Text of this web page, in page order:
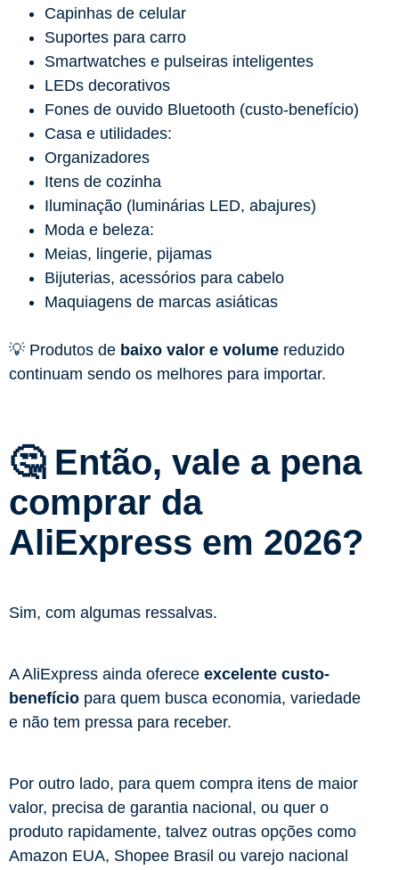
Capinhas de celular
Suportes para carro
Smartwatches e pulseiras inteligentes
LEDs decorativos
Fones de ouvido Bluetooth (custo-benefício)
Casa e utilidades:
Organizadores
Itens de cozinha
Iluminação (luminárias LED, abajures)
Moda e beleza:
Meias, lingerie, pijamas
Bijuterias, acessórios para cabelo
Maquiagens de marcas asiáticas
💡 Produtos de baixo valor e volume reduzido
continuam sendo os melhores para importar.
🤔 Então, vale a pena
comprar da
AliExpress em 2026?
Sim, com algumas ressalvas.
A AliExpress ainda oferece excelente custo-
benefício para quem busca economia, variedade
e não tem pressa para receber.
Por outro lado, para quem compra itens de maior
valor, precisa de garantia nacional, ou quer o
produto rapidamente, talvez outras opções como
Amazon EUA, Shopee Brasil ou varejo nacional